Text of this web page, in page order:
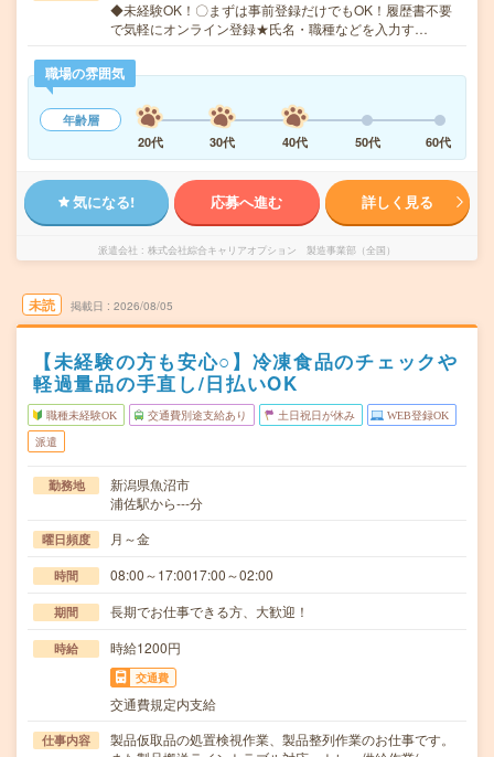
◆未経験OK！〇まずは事前登録だけでもOK！履歴書不要
で気軽にオンライン登録★氏名・職種などを入力す…
職場の雰囲気
年齢層
20代
30代 40代 50代 60代
気になる! 応募へ進む 詳しく見る
派遣会社 株式会社綜合キャリアオプション 製造事業部（全国）
未読 掲載日 2026/08/05
【未経験の方も安心○】冷凍食品のチェックや
軽過量品の手直し/日払いOK
職種未経験OK 交通費別途支給あり 土日祝日が休み WEB登録OK
派遣
勤務地
新潟県魚沼市
浦佐駅から---分
曜日頻度 月～金
時間 08:00～17:0017:00～02:00
期間 長期でお仕事できる方、大歓迎！
時給 時給1200円
交通費
交通費規定内支給
仕事内容
製品仮取品の処置検視作業、製品整列作業のお仕事です。